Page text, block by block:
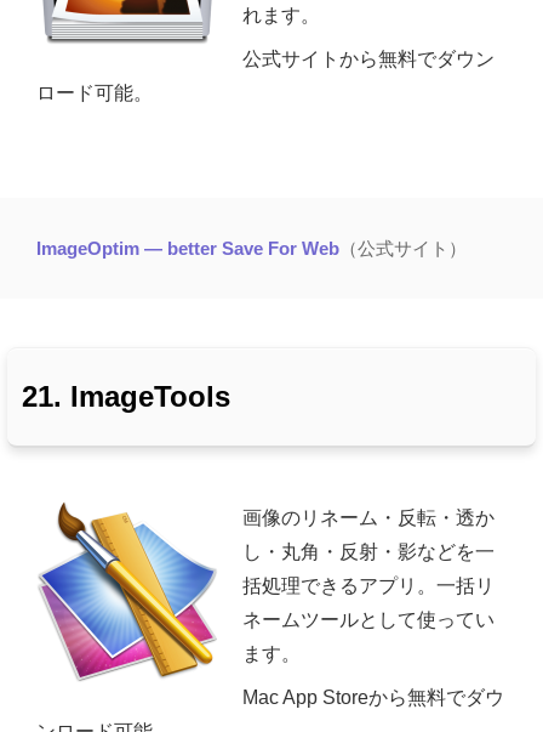
れます。
公式サイトから無料でダウン
ロード可能。
ImageOptim — better Save For Web （公式サイト）
21. ImageTools
画像のリネーム・反転・透か
し・丸角・反射・影などを一
括処理できるアプリ。一括リ
ネームツールとして使ってい
ます。
Mac App Storeから無料でダウ